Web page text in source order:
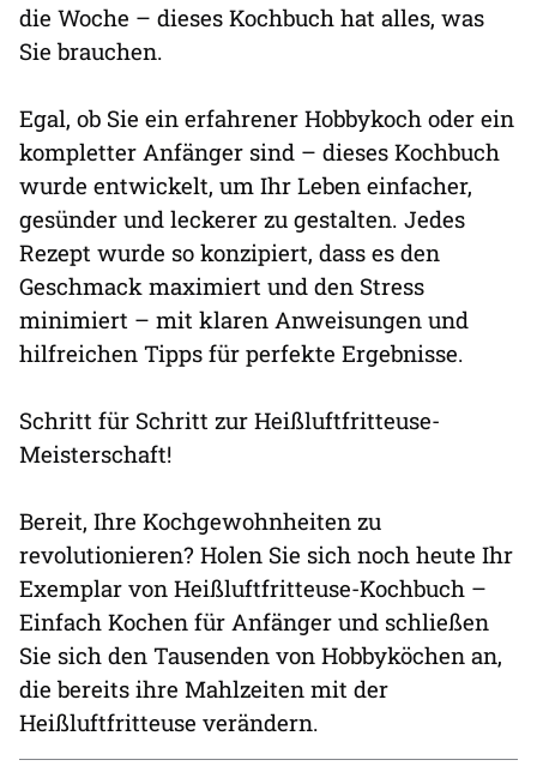
die Woche – dieses Kochbuch hat alles, was
Sie brauchen.
Egal, ob Sie ein erfahrener Hobbykoch oder ein
kompletter Anfänger sind – dieses Kochbuch
wurde entwickelt, um Ihr Leben einfacher,
gesünder und leckerer zu gestalten. Jedes
Rezept wurde so konzipiert, dass es den
Geschmack maximiert und den Stress
minimiert – mit klaren Anweisungen und
hilfreichen Tipps für perfekte Ergebnisse.
Schritt für Schritt zur Heißluftfritteuse-
Meisterschaft!
Bereit, Ihre Kochgewohnheiten zu
revolutionieren? Holen Sie sich noch heute Ihr
Exemplar von Heißluftfritteuse-Kochbuch –
Einfach Kochen für Anfänger und schließen
Sie sich den Tausenden von Hobbyköchen an,
die bereits ihre Mahlzeiten mit der
Heißluftfritteuse verändern.